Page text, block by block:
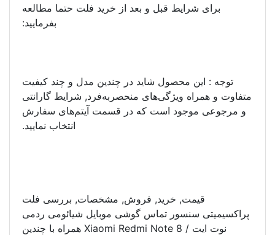
برای شرایط قبل و بعد از خرید فلت حتما مطالعه
بفرمایید:
توجه : این محصول شاید در چندین مدل و چند کیفیت
متفاوت و همراه ویژگی‌های منحصر‌به‌فرد, شرایط گارانتی
و مرجوعی موجود است که در قسمت آیتم‌های سفارش
انتخاب نمایید.
قیمت, خرید, فروش, مشخصات, بررسی فلت
پراکسیمیتی سنسور تماس گوشی موبایل شیائومی ردمی
نوت ایت / Xiaomi Redmi Note 8 همراه با چندین